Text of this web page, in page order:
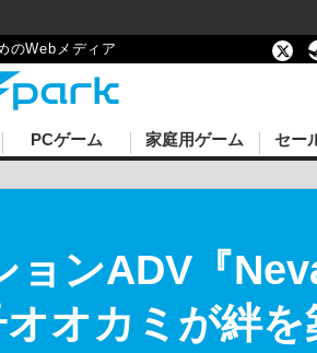
のWebメディア
PCゲーム 家庭用ゲーム セー
ョンADV『
オカミが絆